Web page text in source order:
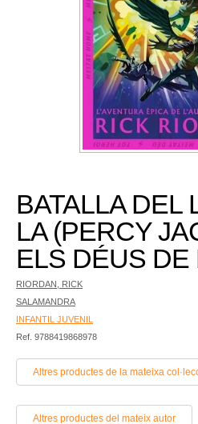
BATALLA DEL
LA (PERCY
ELS DÉUS DE
RIORDAN, RICK
SALAMANDRA
INFANTIL JUVENIL
Ref. 9788419868978
Altres productes de la mateixa
Altres productes del mateix autor